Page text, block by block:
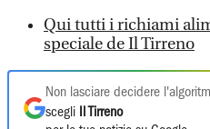
Qui tutti i richiami
speciale de Il Tirreno
Non lasciare decidere
scegli
Il Tirreno